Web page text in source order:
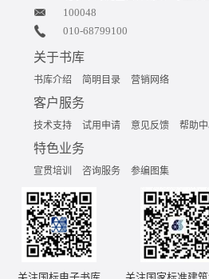
100048
010-68799100
关于书库
书库介绍 简明目录 营销网络
客户服务
技术支持 试用申请 意见反馈 帮助
特色业务
宣贯培训 咨询服务 参编图集